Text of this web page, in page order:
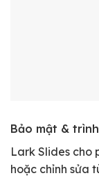
Bảo mật &
Lark Slides cho
hoặc chỉnh sửa